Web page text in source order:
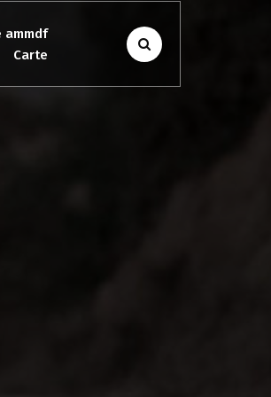
ammdf
Carte